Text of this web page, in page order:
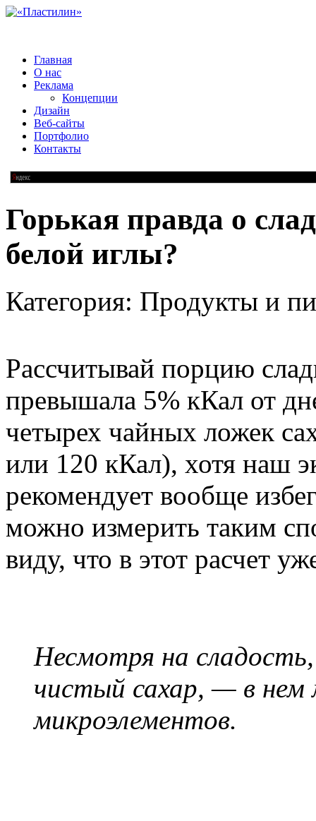
Главная
О нас
Реклама
Концепции
Дизайн
Веб-сайты
Портфолио
Контакты
Горькая правда о
белой иглы?
Категория: Продукты и
Рассчитывай порцию
превышала 5% кКал от
четырех чайных ложек
или 120 кКал), хотя наш
рекомендует вообще
можно измерить таким
виду, что в этот расчет
Несмотря на
чистый сахар, — в нем
микроэлементов.